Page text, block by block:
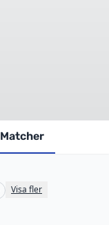
Matcher
Visa fler